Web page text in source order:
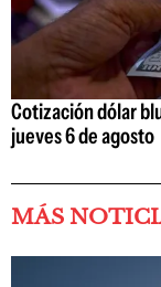
Cotización dólar
jueves 6 de agosto
MÁS